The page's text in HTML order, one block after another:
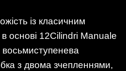
із класичним
основі 12Cilindri Manuale
з двома зчепленнями,